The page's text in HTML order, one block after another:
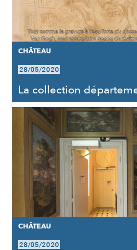
CHÂTEAU
28/05/2020
La collection
CHÂTEAU
28/05/2020